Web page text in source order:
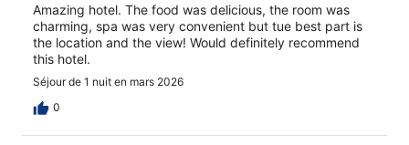
Amazing hotel. The food was delicious, the room was
charming, spa was very convenient but tue best part is
the location and the view! Would definitely recommend
this hotel.
Séjour de 1 nuit en mars 2026
0